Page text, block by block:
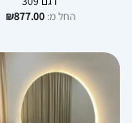
החל מ:
₪877.00